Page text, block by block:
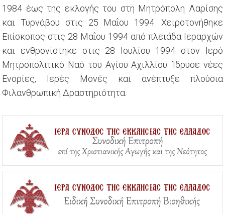
1984 έως της εκλογής του στη Μητρόπολη Λαρίσης
και Τυρνάβου στις 25 Μαΐου 1994. Χειροτονήθηκε
Επίσκοπος στις 28 Μαΐου 1994 από πλειάδα Ιεραρχών
και ενθρονίστηκε στις 28 Ιουλίου 1994 στον Ιερό
Μητροπολιτικό Ναό του Αγίου Αχιλλίου. Ίδρυσε νέες
Ενορίες, Ιερές Μονές και ανέπτυξε πλούσια
Φιλανθρωπική Δραστηριότητα.